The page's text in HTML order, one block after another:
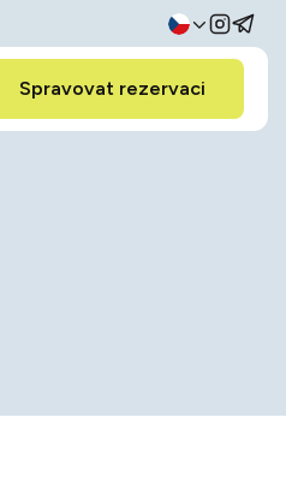
Spravovat rezervaci